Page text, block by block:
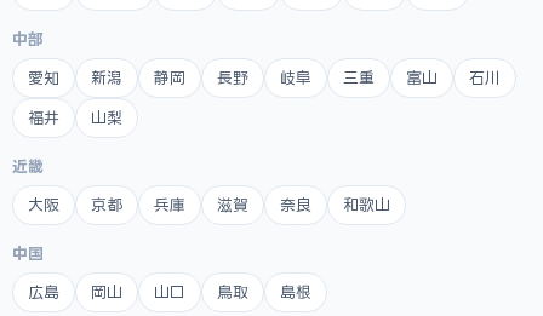
中部
愛知 新潟 静岡 長野 岐阜 三重 富山 石川
福井 山梨
近畿
大阪 京都 兵庫 滋賀 奈良 和歌山
中国
広島 岡山 山口 鳥取 島根